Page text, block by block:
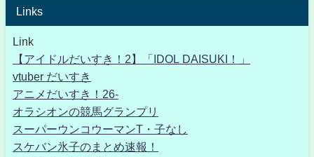
Links
Link
【アイドルだいすき！2】「IDOL DAISUKI！」
vtuber だいすき
アニメだいすき！26-
オラシオンの競馬グランプリ
スーパーウンコウーマンT・子なし
スケバン氷子のまとめ速報！